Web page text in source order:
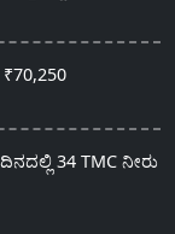
34 TMC ನೀರು